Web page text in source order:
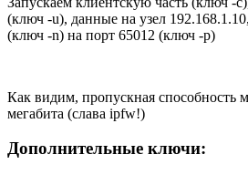
(ключ -u), данные на узел
(ключ -n) на порт 65012 (ключ -p)
Как видим, пропускная способность
мегабита (слава ipfw!)
Дополнительные ключи: